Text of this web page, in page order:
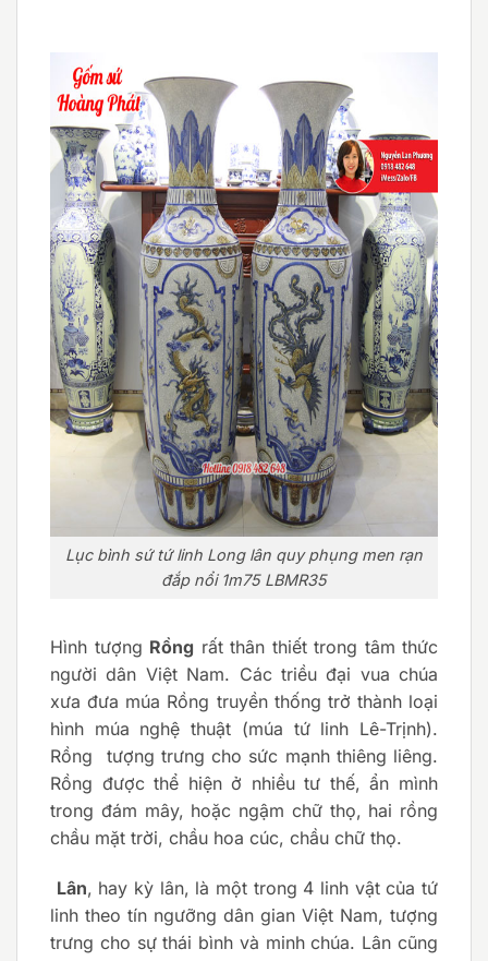
Lục bình sứ tứ linh Long lân quy phụng men rạn
đắp nổi 1m75 LBMR35
Hình tượng Rồng rất thân thiết trong tâm thức
người dân Việt Nam. Các triều đại vua chúa
xưa đưa múa Rồng truyền thống trở thành loại
hình múa nghệ thuật (múa tứ linh Lê-Trịnh).
Rồng tượng trưng cho sức mạnh thiêng liêng.
Rồng được thể hiện ở nhiều tư thế, ẩn mình
trong đám mây, hoặc ngậm chữ thọ, hai rồng
chầu mặt trời, chầu hoa cúc, chầu chữ thọ.
Lân, hay kỳ lân, là một trong 4 linh vật của tứ
linh theo tín ngưỡng dân gian Việt Nam, tượng
trưng cho sự thái bình và minh chúa. Lân cũng